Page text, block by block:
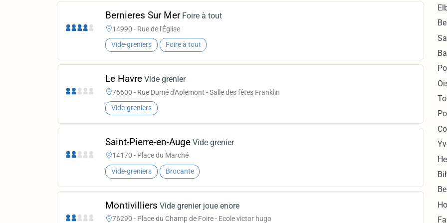
Bernieres Sur Mer Foire à tout
14990 - Rue de l'Église
Vide-greniers Foire à tout
Le Havre Vide grenier
76600 - Rue Dumé d'Aplemont - Salle des fêtes Franklin
Vide-greniers
Saint-Pierre-en-Auge Vide grenier
14170 - Place du Marché
Vide-greniers Brocante
Montivilliers Vide grenier joue enore
76290 - Place du Champ de Foire - Ecole victor hugo